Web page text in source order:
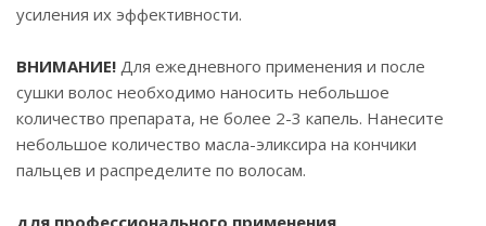
усиления их эффективности.
ВНИМАНИЕ! Для ежедневного применения и после
сушки волос необходимо наносить небольшое
количество препарата, не более 2-3 капель. Нанесите
небольшое количество масла-эликсира на кончики
пальцев и распределите по волосам.
для профессионального применения